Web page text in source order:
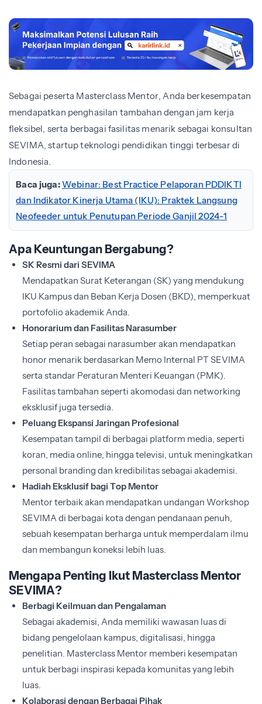
Sebagai peserta Masterclass Mentor, Anda berkesempatan
mendapatkan penghasilan tambahan dengan jam kerja
fleksibel, serta berbagai fasilitas menarik sebagai konsultan
SEVIMA, startup teknologi pendidikan tinggi terbesar di
Indonesia.
Baca juga:Webinar: Best Practice Pelaporan PDDIKTI
dan Indikator Kinerja Utama (IKU): Praktek Langsung
Neofeeder untuk Penutupan Periode Ganjil 2024-1
Apa Keuntungan Bergabung?
SK Resmi dari SEVIMA
Mendapatkan Surat Keterangan (SK) yang mendukung
IKU Kampus dan Beban Kerja Dosen (BKD), memperkuat
portofolio akademik Anda.
Honorarium dan Fasilitas Narasumber
Setiap peran sebagai narasumber akan mendapatkan
honor menarik berdasarkan Memo Internal PT SEVIMA
serta standar Peraturan Menteri Keuangan (PMK).
Fasilitas tambahan seperti akomodasi dan networking
eksklusif juga tersedia.
Peluang Ekspansi Jaringan Profesional
Kesempatan tampil di berbagai platform media, seperti
koran, media online, hingga televisi, untuk meningkatkan
personal branding dan kredibilitas sebagai akademisi.
Hadiah Eksklusif bagi Top Mentor
Mentor terbaik akan mendapatkan undangan Workshop
SEVIMA di berbagai kota dengan pendanaan penuh,
sebuah kesempatan berharga untuk memperdalam ilmu
dan membangun koneksi lebih luas.
Mengapa Penting Ikut Masterclass Mentor
SEVIMA?
Berbagi Keilmuan dan Pengalaman
Sebagai akademisi, Anda memiliki wawasan luas di
bidang pengelolaan kampus, digitalisasi, hingga
penelitian. Masterclass Mentor memberi kesempatan
untuk berbagi inspirasi kepada komunitas yang lebih
luas.
Kolaborasi dengan Berbagai Pihak